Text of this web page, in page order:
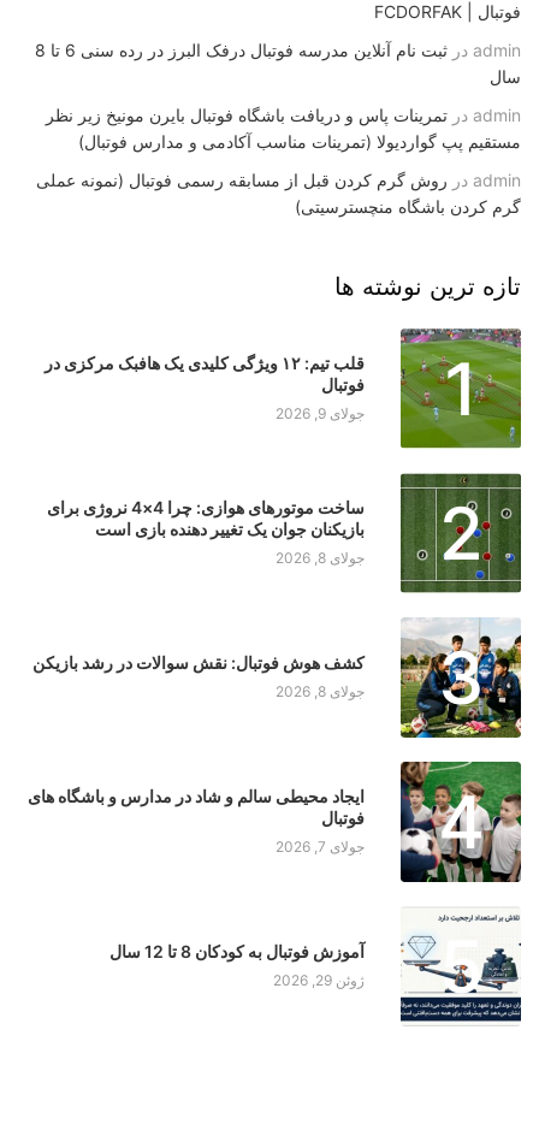
فوتبال | FCDORFAK
admin در
ثبت نام آنلاین مدرسه فوتبال درفک البرز در رده سنی 6 تا 8
سال
admin در تمرینات پاس و دریافت باشگاه فوتبال بایرن مونیخ زیر نظر
مستقیم پپ گواردیولا (تمرینات مناسب آکادمی و مدارس فوتبال)
admin در روش گرم کردن قبل از مسابقه رسمی فوتبال (نمونه عملی
گرم کردن باشگاه منچسترسیتی)
تازه ترین نوشته ها
1
قلب تیم: ۱۲ ویژگی کلیدی یک هافبک مرکزی در
فوتبال
جولای 9, 2026
2
ساخت موتورهای هوازی: چرا 4×4 نروژی برای
بازیکنان جوان یک تغییر دهنده بازی است
جولای 8, 2026
3 کشف هوش فوتبال: نقش سوالات در رشد بازیکن
جولای 8, 2026
4
ایجاد محیطی سالم و شاد در مدارس و باشگاه های
فوتبال
جولای 7, 2026
5 آموزش فوتبال به کودکان 8 تا 12 سال
ژوئن 29, 2026